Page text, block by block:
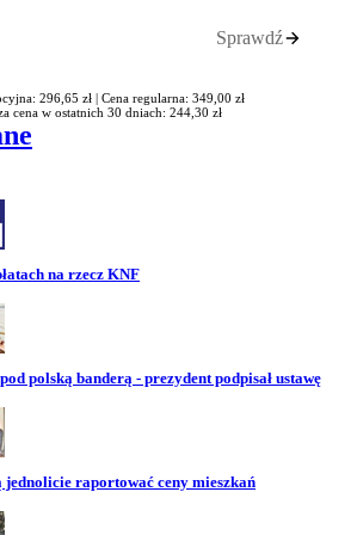
Sprawdź
296,65 zł | Cena regularna: 349,00 zł
cena w ostatnich 30 dniach: 244,30 zł
na rzecz KNF
polską banderą - prezydent podpisał ustawę
jednolicie raportować ceny mieszkań